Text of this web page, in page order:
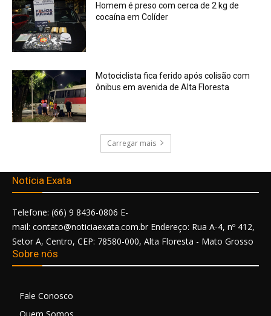
Homem é preso com cerca de 2 kg de
cocaína em Colíder
Motociclista fica ferido após colisão com
ônibus em avenida de Alta Floresta
Carregar mais
Notícia Exata
Telefone: (66) 9 8436-0806 E-
mail: contato@noticiaexata.com.br Endereço: Rua A-4, nº 412,
Setor A, Centro, CEP: 78580-000, Alta Floresta - Mato Grosso
Sobre nós
Fale Conosco
Quem Somos